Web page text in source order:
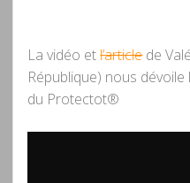
La vidéo etl’articlede
République) nous
du Protectot®